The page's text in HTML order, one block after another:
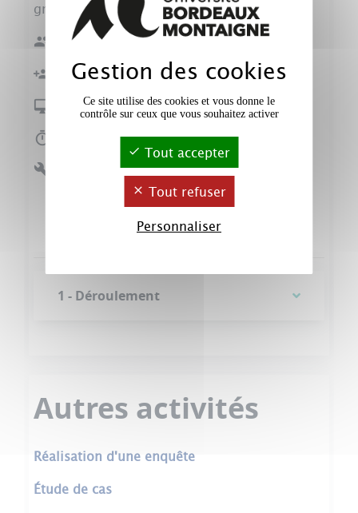
groupe et à plus petite échelle.
Effectif : ≤ 50
En petits groupes
Présentiel ou distanciel
Plusieurs séances et en autonomie
Outil(s) disponible(s) :
e-campus : wiki
e-campus : forum
e-campus : devoir
1 - Déroulement
Autres activités
Réalisation d'une enquête
Étude de cas
Gestion des cookies
Ce site utilise des cookies et vous donne le
contrôle sur ceux que vous souhaitez activer
Tout accepter
Tout refuser
Personnaliser